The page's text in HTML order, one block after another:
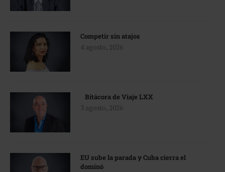
Competir sin atajos
4 agosto, 2026
Bitácora de Viaje LXX
3 agosto, 2026
EU sube la parada y Cuba cierra el
dominó